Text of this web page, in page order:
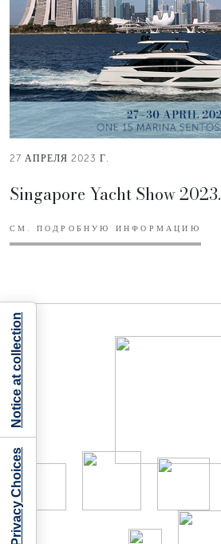
27 АПРЕЛЯ 2023 Г.
Singapore Yacht Show 2023.
СМ. ПОДРОБНУЮ ИНФОРМАЦИЮ
Your Privacy Choices
Notice at collection